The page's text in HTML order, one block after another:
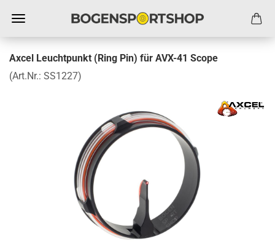
Axcel Leuchtpunkt (Ring Pin) für AVX-41 Scope
(Art.Nr.: SS1227)